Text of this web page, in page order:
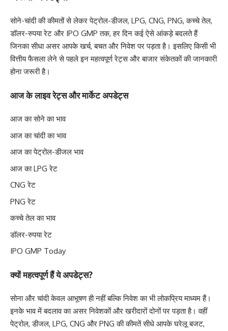
सोने-चांदी की कीमतों से लेकर पेट्रोल-डीजल, LPG, CNG, PNG, कच्चे तेल,
डॉलर-रुपया रेट और IPO GMP तक, हर दिन कई ऐसे आंकड़े बदलते हैं
जिनका सीधा असर आपके खर्च, बचत और निवेश पर पड़ता है। इसलिए किसी भी
वित्तीय फैसला लेने से पहले इन महत्वपूर्ण रेट्स और बाजार संकेतकों की जानकारी
होना जरूरी है।
आज के लाइव रेट्स और मार्केट अपडेट्स
आज का सोने का भाव
आज का चांदी का भाव
आज का पेट्रोल-डीजल भाव
आज का LPG रेट
CNG रेट
PNG रेट
कच्चे तेल का भाव
डॉलर-रुपया रेट
IPO GMP Today
क्यों महत्वपूर्ण हैं ये अपडेट्स?
सोना और चांदी केवल आभूषण ही नहीं बल्कि निवेश का भी लोकप्रिय माध्यम हैं।
इनके भाव में बदलाव का असर निवेशकों और खरीदारों दोनों पर पड़ता है। वहीं
पेट्रोल, डीजल, LPG, CNG और PNG की कीमतें सीधे आपके घरेलू बजट,